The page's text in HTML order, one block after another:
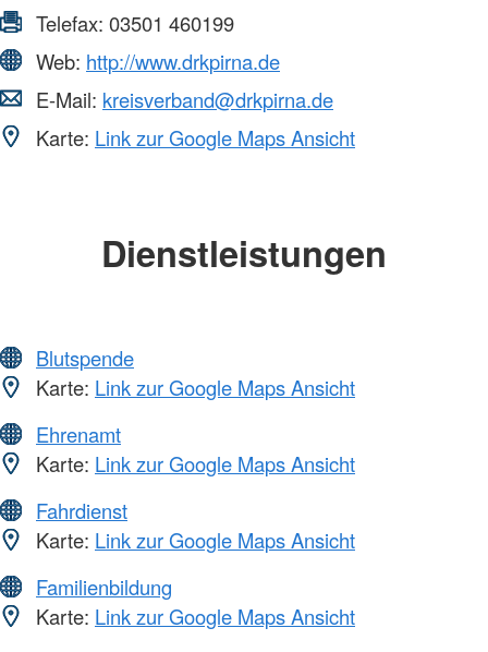
Telefax: 03501 460199
Web: http://www.drkpirna.de
E-Mail: kreisverband@drkpirna.de
Karte: Link zur Google Maps Ansicht
Dienstleistungen
Blutspende
Karte: Link zur Google Maps Ansicht
Ehrenamt
Karte: Link zur Google Maps Ansicht
Fahrdienst
Karte: Link zur Google Maps Ansicht
Familienbildung
Karte: Link zur Google Maps Ansicht